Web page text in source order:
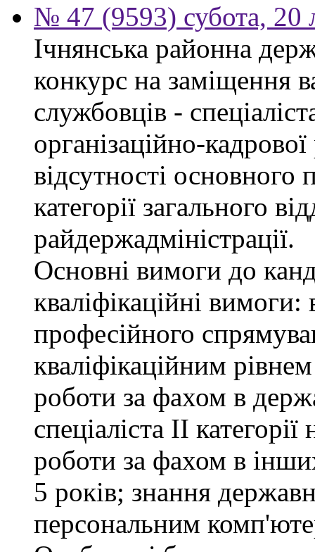
№ 47 (9593) субота, 20
Ічнянська районна
конкурс на заміщення
службовців -
організаційно-
відсутності основного
категорії загального
райдержадміністрації.
Основні вимоги до
кваліфікаційні
професійного
кваліфікаційним
роботи за фахом в
спеціаліста ІІ
роботи за фахом в
5 років; знання
персональним